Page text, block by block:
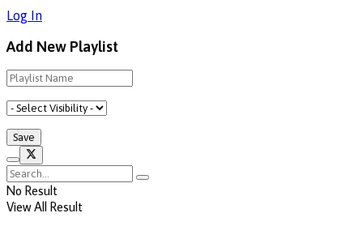
Log In
Add New Playlist
No Result
View All Result